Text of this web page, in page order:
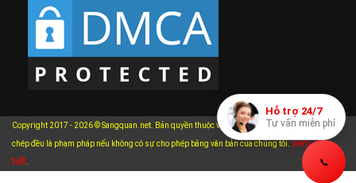
Hỗ trợ 24/7
Tư vấn miễn phí
📞
Copyright 2017 - 2026 © Sangquan.net. Bản quyền thuộc về Sangquan.net. Mọi hành vi sao
chép đều là phạm pháp nếu không có sự cho phép bằng văn bản của chúng tôi. xem chi
tiết